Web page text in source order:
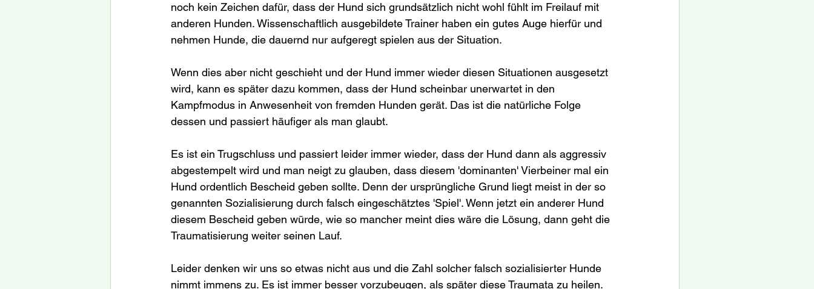
noch kein Zeichen dafür, dass der Hund sich grundsätzlich nicht wohl fühlt im Freilauf mit
anderen Hunden. Wissenschaftlich ausgebildete Trainer haben ein gutes Auge hierfür und
nehmen Hunde, die dauernd nur aufgeregt spielen aus der Situation.
Wenn dies aber nicht geschieht und der Hund immer wieder diesen Situationen ausgesetzt
wird, kann es später dazu kommen, dass der Hund scheinbar unerwartet in den
Kampfmodus in Anwesenheit von fremden Hunden gerät. Das ist die natürliche Folge
dessen und passiert häufiger als man glaubt.
Es ist ein Trugschluss und passiert leider immer wieder, dass der Hund dann als aggressiv
abgestempelt wird und man neigt zu glauben, dass diesem 'dominanten' Vierbeiner mal ein
Hund ordentlich Bescheid geben sollte. Denn der ursprüngliche Grund liegt meist in der so
genannten Sozialisierung durch falsch eingeschätztes 'Spiel'. Wenn jetzt ein anderer Hund
diesem Bescheid geben würde, wie so mancher meint dies wäre die Lösung, dann geht die
Traumatisierung weiter seinen Lauf.
Leider denken wir uns so etwas nicht aus und die Zahl solcher falsch sozialisierter Hunde
nimmt immens zu. Es ist immer besser vorzubeugen, als später diese Traumata zu heilen.